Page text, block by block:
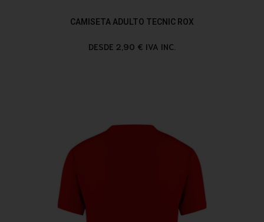
CAMISETA ADULTO TECNIC ROX
DESDE 2,90 € IVA INC.